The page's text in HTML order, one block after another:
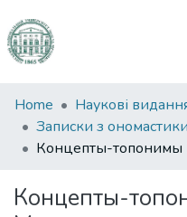
Communities
&
Collections
Home
Записки з ономастики
Концепты-